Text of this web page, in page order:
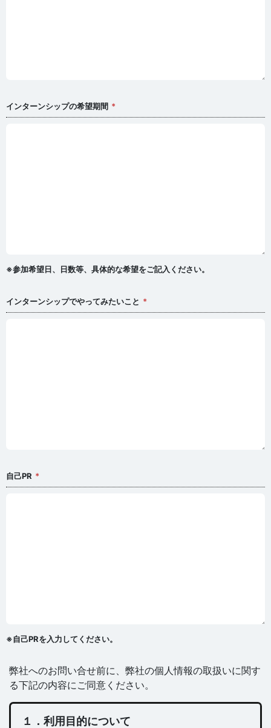
インターンシップの希望期間
※参加希望日、日数等、具体的な希望をご記入ください。
インターンシップでやってみたいこと
自己PR
※自己PRを入力してください。
弊社へのお問い合せ前に、弊社の個人情報の取扱いに関す
る下記の内容にご同意ください。
１．利用目的について